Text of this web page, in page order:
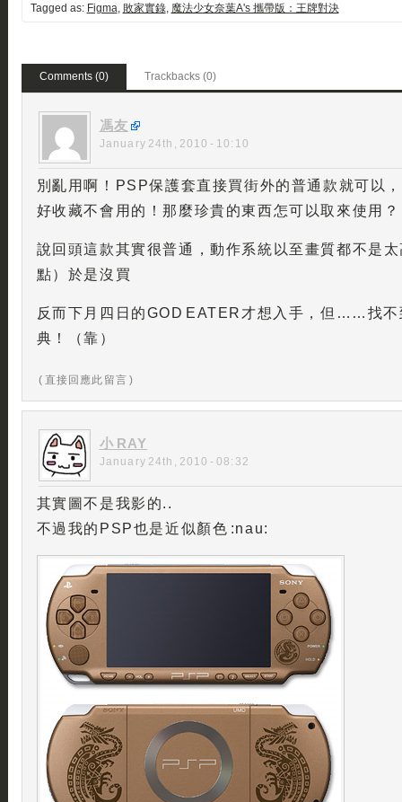
Tagged as: Figma, 敗家實錄, 魔法少女奈葉A's 攜帶版：王牌對決
Comments (0) Trackbacks (0)
馮友
January 24th, 2010 - 10:10
別亂用啊！PSP保護套直接買街外的普通款就可以
好收藏不會用的！那麼珍貴的東西怎可以取來使用？
說回頭這款其實很普通，動作系統以至畫質都不是
點）於是沒買
反而下月四日的GOD EATER才想入手，但……找不
典！（靠）
( 直接回應此留言 )
小 RAY
January 24th, 2010 - 08:32
其實圖不是我影的..
不過我的PSP也是近似顏色 :nau: